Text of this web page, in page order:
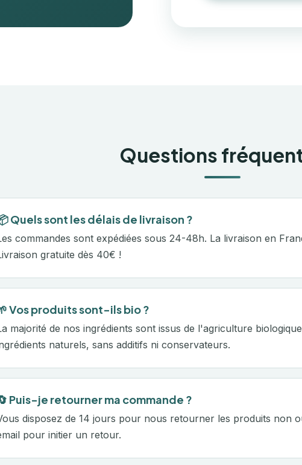
Questions
Quels sont les délais de livraison ?
commandes sont expédiées sous 24-48h. La livraison en
gratuite dès 40€ !
Vos produits sont-ils bio ?
majorité de nos ingrédients sont issus de l'agriculture
naturels, sans additifs ni conservateurs.
Puis-je retourner ma commande ?
disposez de 14 jours pour nous retourner les produits non
pour initier un retour.